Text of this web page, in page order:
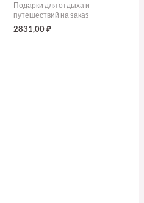
Подарки для отдыха и
путешествий на заказ
2831,00₽